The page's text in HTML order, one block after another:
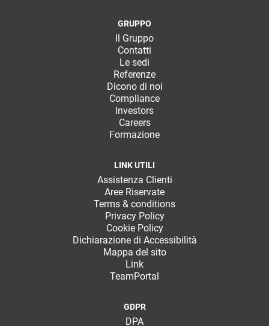
GRUPPO
Il Gruppo
Contatti
Le sedi
Referenze
Dicono di noi
Compliance
Investors
Careers
Formazione
LINK UTILI
Assistenza Clienti
Aree Riservate
Terms & conditions
Privacy Policy
Cookie Policy
Dichiarazione di Accessibilità
Mappa del sito
Link
TeamPortal
GDPR
DPA